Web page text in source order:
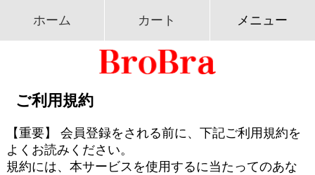
ホーム カート メニュー
ご利用規約
【重要】 会員登録をされる前に、下記ご利用規約を
よくお読みください。
規約には、本サービスを使用するに当たってのあな